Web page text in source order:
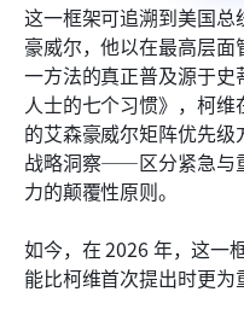
这一框架可追溯到美国
豪威尔，他以在最高层
一方法的真正普及源于
人士的七个习惯》，柯
的艾森豪威尔矩阵优先
战略洞察——区分紧急与
力的颠覆性原则。
如今，在 2026 年，这一
能比柯维首次提出时更为